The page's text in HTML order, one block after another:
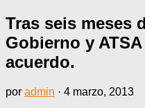
Tras seis meses
Gobierno y
acuerdo.
por admin · 4 marzo, 2013